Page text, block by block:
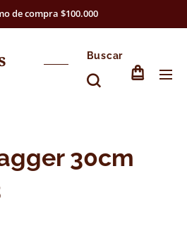
de compra $100.000
Buscar
30cm